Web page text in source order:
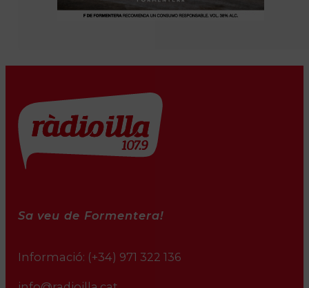
Sa veu de Formentera!
Informació: (+34) 971 322 136